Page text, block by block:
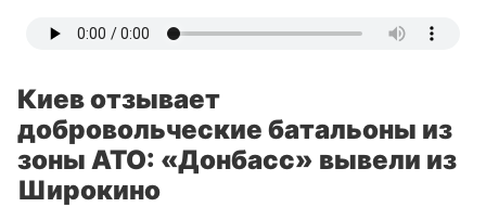
Киев отзывает
добровольческие батальоны из
зоны АТО: «Донбасс» вывели из
Широкино